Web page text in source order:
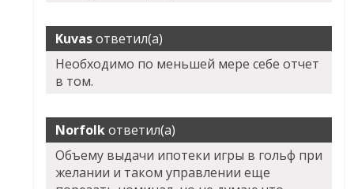
Kuvasответил(а)
Необходимо по меньшей мере себе отчет
в том.
Norfolkответил(а)
Объему выдачи ипотеки игры в гольф при
желании и таком управлении еще